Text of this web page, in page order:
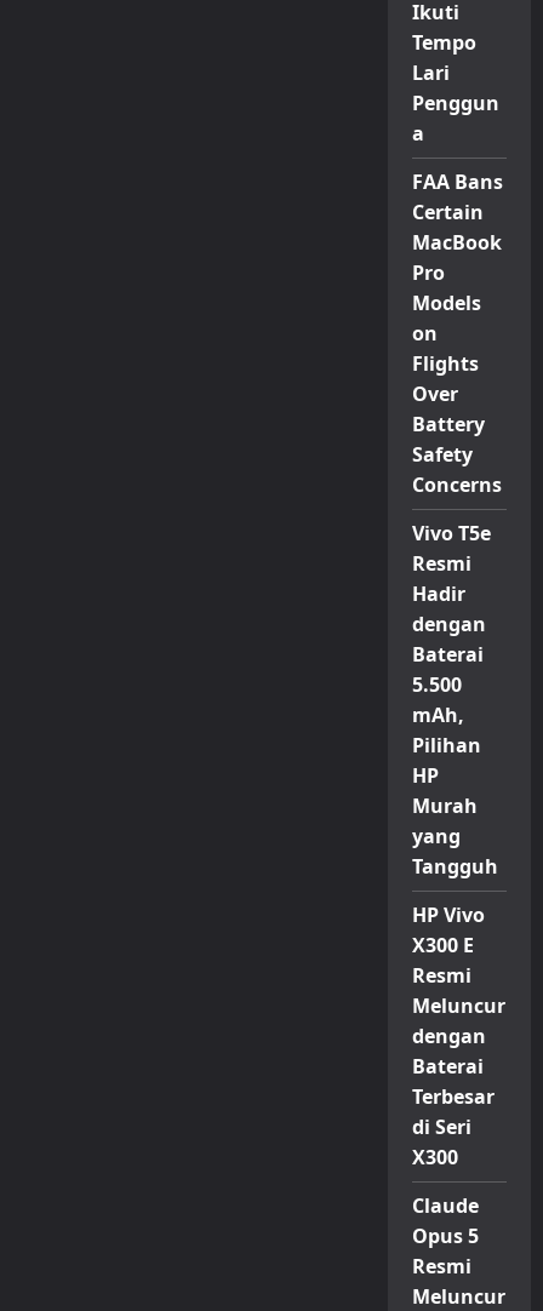
Ikuti
Tempo
Lari
Penggun
a
FAA Bans
Certain
MacBook
Pro
Models
on
Flights
Over
Battery
Safety
Concerns
Vivo T5e
Resmi
Hadir
dengan
Baterai
5.500
mAh,
Pilihan
HP
Murah
yang
Tangguh
HP Vivo
X300 E
Resmi
Meluncur
dengan
Baterai
Terbesar
di Seri
X300
Claude
Opus 5
Resmi
Meluncur